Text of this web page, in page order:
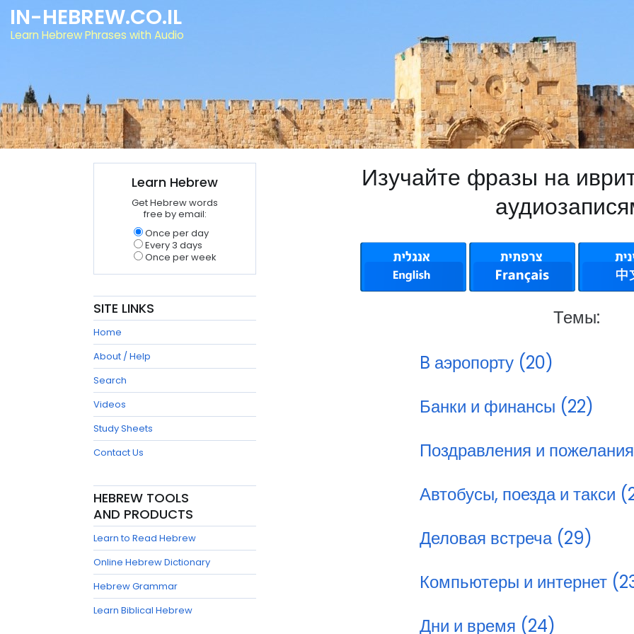
IN-HEBREW.CO.IL
Learn Hebrew Phrases with Audio
Изучайте фразы на
Темы:
B аэропорту (20)
Банки и финансы (22)
Поздравления и
Автобусы, поезда и такси
Деловая встреча (29)
Компьютеры и интернет
Дни и время (24)
Learn Hebrew
Get Hebrew words
free by email:
Once per day
Every 3 days
Once per week
SITE LINKS
Home
About / Help
Search
Videos
Study Sheets
Contact Us
HEBREW TOOLS
AND PRODUCTS
Learn to Read Hebrew
Online Hebrew Dictionary
Hebrew Grammar
Learn Biblical Hebrew